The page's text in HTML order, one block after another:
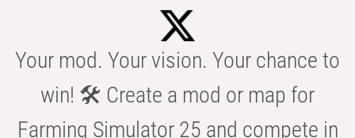
Your mod. Your vision. Your chance to
win! 🛠️ Create a mod or map for
Farming Simulator 25 and compete in